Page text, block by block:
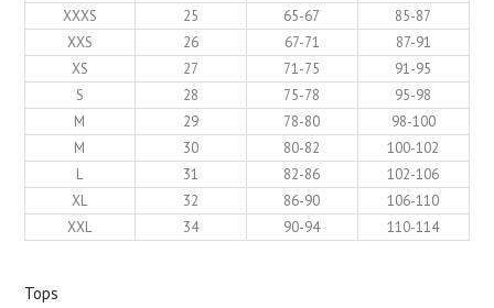
XXXS
25 65-67
85-87
XXS
26 67-71
87-91
XS
27 71-75
91-95
S
28 75-78
95-98
M
29 78-80
98-100
M
30 80-82
100-102
L
31 82-86
102-106
XL
32 86-90
106-110
XXL
34 90-94 110-114
Tops